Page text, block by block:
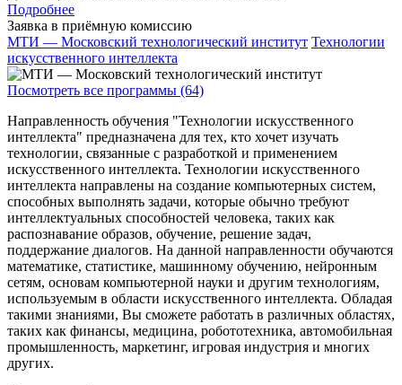
Подробнее
Заявка в приёмную комиссию
МТИ — Московский технологический институт Технологии
искусственного интеллекта
Посмотреть все программы (64)
Направленность обучения "Технологии искусственного
интеллекта" предназначена для тех, кто хочет изучать
технологии, связанные с разработкой и применением
искусственного интеллекта. Технологии искусственного
интеллекта направлены на создание компьютерных систем,
способных выполнять задачи, которые обычно требуют
интеллектуальных способностей человека, таких как
распознавание образов, обучение, решение задач,
поддержание диалогов. На данной направленности обучаются
математике, статистике, машинному обучению, нейронным
сетям, основам компьютерной науки и другим технологиям,
используемым в области искусственного интеллекта. Обладая
такими знаниями, Вы сможете работать в различных областях,
таких как финансы, медицина, робототехника, автомобильная
промышленность, маркетинг, игровая индустрия и многих
других.